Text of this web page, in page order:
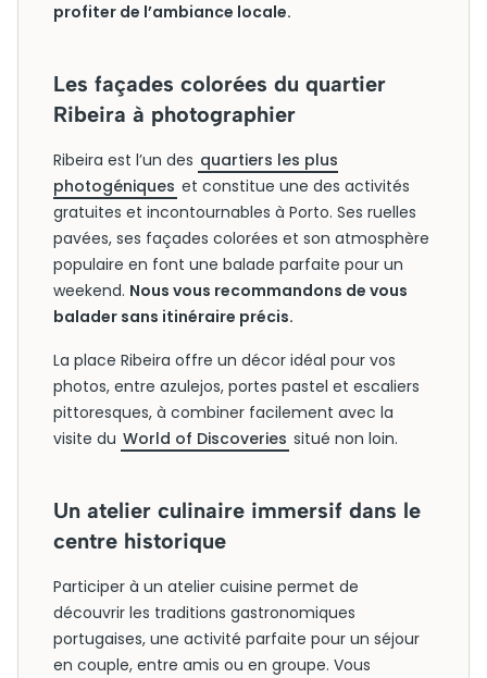
profiter de l’ambiance locale.
Les façades colorées du quartier
Ribeira à photographier
Ribeira est l’un des quartiers les plus
photogéniques et constitue une des activités
gratuites et incontournables à Porto. Ses ruelles
pavées, ses façades colorées et son atmosphère
populaire en font une balade parfaite pour un
weekend. Nous vous recommandons de vous
balader sans itinéraire précis.
La place Ribeira offre un décor idéal pour vos
photos, entre azulejos, portes pastel et escaliers
pittoresques, à combiner facilement avec la
visite du World of Discoveries situé non loin.
Un atelier culinaire immersif dans le
centre historique
Participer à un atelier cuisine permet de
découvrir les traditions gastronomiques
portugaises, une activité parfaite pour un séjour
en couple, entre amis ou en groupe. Vous